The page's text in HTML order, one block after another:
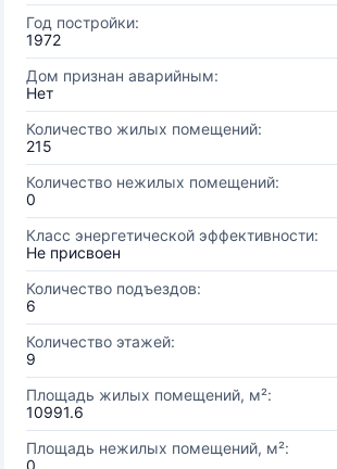
Год постройки:
1972
Дом признан аварийным:
Нет
Количество жилых помещений:
215
Количество нежилых помещений:
0
Класс энергетической эффективности:
Не присвоен
Количество подъездов:
6
Количество этажей:
9
Площадь жилых помещений, м²:
10991.6
Площадь нежилых помещений, м²:
0